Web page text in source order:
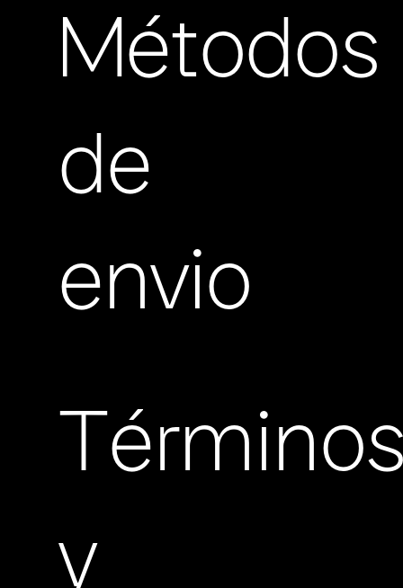
Métodos
de
envio
y